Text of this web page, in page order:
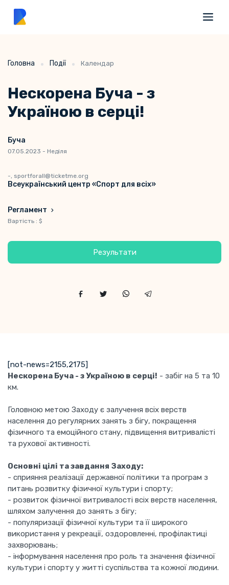
Головна Події Календар
Нескорена Буча - з
Україною в серці!
Буча
07.05.2023 - Неділя
-, sportforall@ticketme.org
Всеукраїнський центр «Спорт для всіх»
Регламент
Вартість : $
Результати
[not-news=2155,2175]
Нескорена Буча - з Україною в серці! - забіг на 5 та 10
км.
Головною метою Заходу є залучення всіх верств
населення до регулярних занять з бігу, покращення
фізичного та емоційного стану, підвищення витривалісті
та рухової активності.
Основні цілі та завдання Заходу:
- сприяння реалізації державної політики та програм з
питань розвитку фізичної культури і спорту;
- розвиток фізичної витривалості всіх верств населення,
шляхом залучення до занять з бігу;
- популяризації фізичної культури та її широкого
використання у рекреації, оздоровленні, профілактиці
захворювань;
- інформування населення про роль та значення фізичної
культури і спорту у житті суспільства та кожної людини.